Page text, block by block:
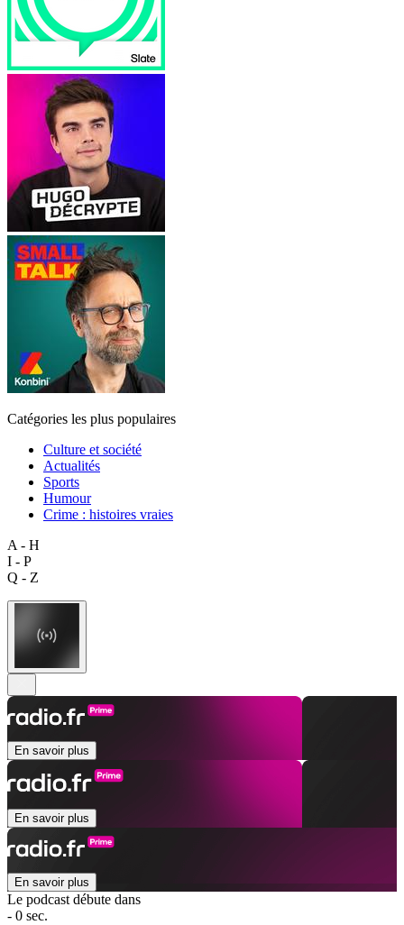
Catégories les plus populaires
Culture et société
Actualités
Sports
Humour
Crime : histoires vraies
A - H
I - P
Q - Z
En savoir plus
En savoir plus
En savoir plus
Le podcast débute dans
- 0 sec.